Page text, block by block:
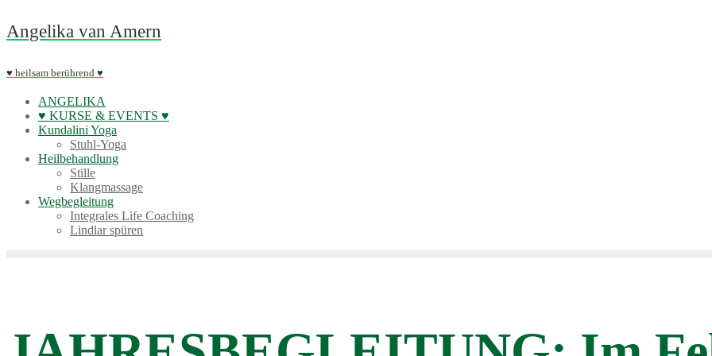
Skip
to
Angelika van Amern
♥ heilsam berührend ♥
ANGELIKA
♥ KURSE & EVENTS ♥
Kundalini Yoga
Stuhl-Yoga
Heilbehandlung
Stille
Klangmassage
Wegbegleitung
Integrales Life Coaching
Lindlar spüren